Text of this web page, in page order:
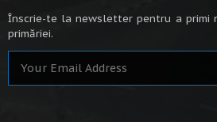
Înscrie-te la newsletter pentru a primi
primăriei.